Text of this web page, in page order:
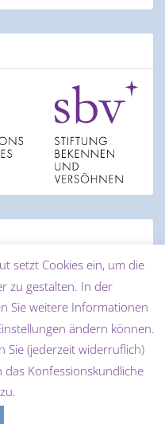
des Evangelischen
Konfessionen und
setzt Cookies ein, um die
zu gestalten. In der
Sie weitere Informationen
ändern können.
Sie (jederzeit widerruflich)
Konfessionskundliche